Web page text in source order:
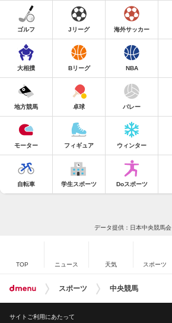
ゴルフ Jリーグ 海外サッカー
大相撲 Bリーグ NBA
地方競馬 卓球 バレー
モーター フィギュア ウィンター
自転車 学生スポーツ Doスポーツ
データ提供：日本中央競馬会
TOP ニュース 天気 スポーツ
スポーツ 中央競馬
サイトご利用にあたって